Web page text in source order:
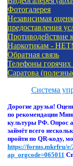
Фотогалерея
Независимая
предоставления
Противодействие
Наркотикам - НЕТ!
Обратная связь
Телефоны
Саратова
Система
Дорогие друзья!
по рекомендации
культуры РФ. Опрос
займёт всего
пройти по QR-коду,
https://forms.mkrfru/
ap_orgcode=065011